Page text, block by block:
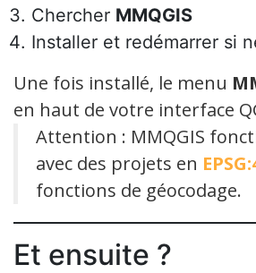
Chercher MMQGIS
Installer et redémarrer si
Une fois installé, le menu
en haut de votre interface
Attention : MMQGIS
avec des projets en
fonctions de géocodage.
Et ensuite ?